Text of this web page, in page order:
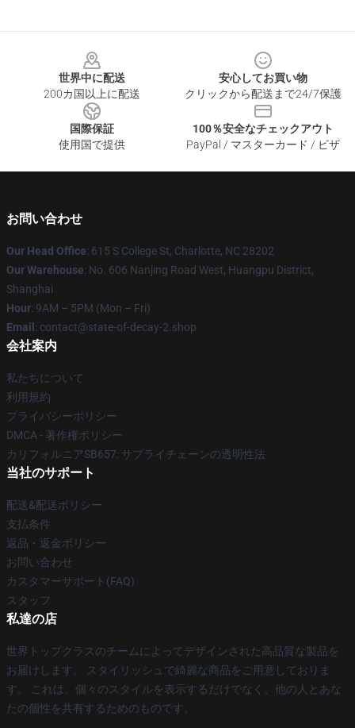
世界中に配送
200カ国以上に配送
安心してお買い物
クリックから配送まで24/7保護
国際保証
使用国で提供
100％安全なチェックアウト
PayPal / マスターカード / ビザ
お問い合わせ
Our Head Office: 615 S College St, Charlotte, NC 28202
Our Warehouse: No. 606 Nanjing Road West, Huangpu District,
Shanghai
Hour: 9AM – 5PM (Mon – Fri)
Email : contact@state-of-decay-2.shop
会社案内
私たちについて
利用規約
プライバシーポリシー
DMCA - 著作権ポリシー
カリフォルニアSB657: サプライチェーンの透明性法
当社のサポート
配送&配送ポリシー
支払条件
返品・返金ポリシー
お問い合わせ
カスタマーサポート(FAQ)
スタッフ
私達の店
世界トップクラスのチームによってデザインされた高品質な製品を
お届けします。 スタイリッシュで綺麗な商品をご用意しておりま
す。 これは、個々のスタイルを表示するだけでなく、他の人とあな
たの個性を共有するためのものです。